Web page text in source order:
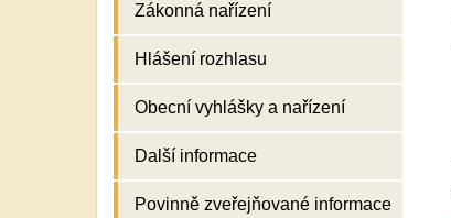
Zákonná nařízení
Hlášení rozhlasu
Obecní vyhlášky a nařízení
Další informace
Povinně zveřejňované informace